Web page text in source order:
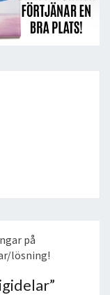
på
lösning!
”